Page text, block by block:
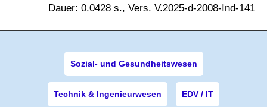
Dauer: 0.0428 s., Vers. V.2025-d-2008-Ind-141
Sozial- und Gesundheitswesen
Technik & Ingenieurwesen EDV / IT